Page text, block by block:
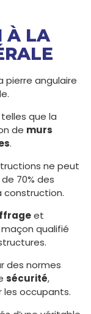
À LA
pierre angulaire
que la
de murs
.
ne peut
70% des
construction.
et
qualifié
des normes
sécurité,
les occupants.